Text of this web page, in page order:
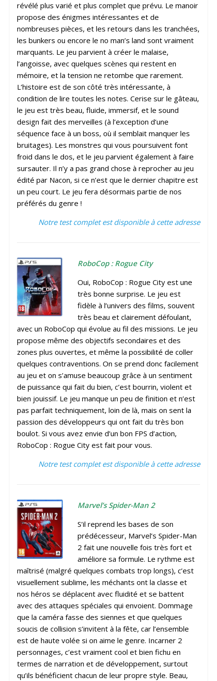
révélé plus varié et plus complet que prévu. Le manoir
propose des énigmes intéressantes et de
nombreuses pièces, et les retours dans les tranchées,
les bunkers ou encore le no man’s land sont vraiment
marquants. Le jeu parvient à créer le malaise,
l’angoisse, avec quelques scènes qui restent en
mémoire, et la tension ne retombe que rarement.
L’histoire est de son côté très intéressante, à
condition de lire toutes les notes. Cerise sur le gâteau,
le jeu est très beau, fluide, immersif, et le sound
design fait des merveilles (à l’exception d’une
séquence face à un boss, où il semblait manquer les
bruitages). Les monstres qui vous poursuivent font
froid dans le dos, et le jeu parvient également à faire
sursauter. Il n’y a pas grand chose à reprocher au jeu
édité par Nacon, si ce n’est que le dernier chapitre est
un peu court. Le jeu fera désormais partie de nos
préférés du genre !
Notre test complet est disponible à cette adresse
RoboCop : Rogue City
Oui, RoboCop : Rogue City est une
très bonne surprise. Le jeu est
fidèle à l’univers des films, souvent
très beau et clairement défoulant,
avec un RoboCop qui évolue au fil des missions. Le jeu
propose même des objectifs secondaires et des
zones plus ouvertes, et même la possibilité de coller
quelques contraventions. On se prend donc facilement
au jeu et on s’amuse beaucoup grâce à un sentiment
de puissance qui fait du bien, c’est bourrin, violent et
bien jouissif. Le jeu manque un peu de finition et n’est
pas parfait techniquement, loin de là, mais on sent la
passion des développeurs qui ont fait du très bon
boulot. Si vous avez envie d’un bon FPS d’action,
RoboCop : Rogue City est fait pour vous.
Notre test complet est disponible à cette adresse
Marvel’s Spider-Man 2
S’il reprend les bases de son
prédécesseur, Marvel’s Spider-Man
2 fait une nouvelle fois très fort et
améliore sa formule. Le rythme est
maîtrisé (malgré quelques combats trop longs), c’est
visuellement sublime, les méchants ont la classe et
nos héros se déplacent avec fluidité et se battent
avec des attaques spéciales qui envoient. Dommage
que la caméra fasse des siennes et que quelques
soucis de collision s’invitent à la fête, car l’ensemble
est de haute volée si on aime le genre. Incarner 2
personnages, c’est vraiment cool et bien fichu en
termes de narration et de développement, surtout
qu’ils bénéficient chacun de leur propre style. Beau,